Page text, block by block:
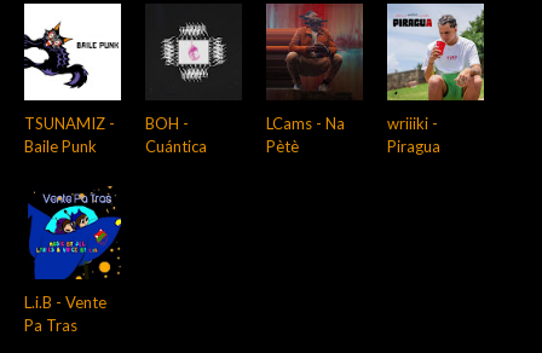
TSUNAMIZ -
Baile Punk
BOH -
Cuántica
LCams - Na
Pètè
wriiiki -
Piragua
L.i.B - Vente
Pa Tras